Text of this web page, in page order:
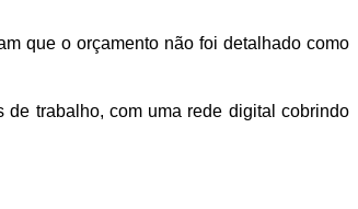
que o orçamento não foi detalhado como
trabalho, com uma rede digital cobrindo